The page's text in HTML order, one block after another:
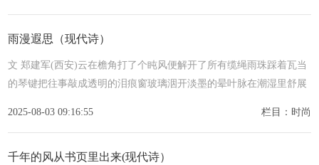
雨漫遐思（现代诗）
文 郑建军(西安)云在檐角打了个盹风便解开了所有缆绳雨珠踩着瓦当
的琴键把往事敲成透明的泪痕窗玻璃洇开淡墨的晕叶脉在潮湿里舒展
2025-08-03 09:16:55
栏目：时尚
千年的风从书页里出来(现代诗）